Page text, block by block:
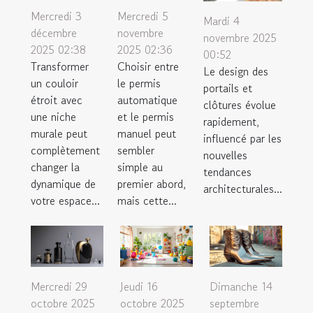
Mercredi 3
décembre
2025 02:38
Transformer
un couloir
étroit avec
une niche
murale peut
complètement
changer la
dynamique de
votre espace...
Mercredi 5
novembre
2025 02:36
Choisir entre
le permis
automatique
et le permis
manuel peut
sembler
simple au
premier abord,
mais cette...
Mardi 4
novembre 2025
00:52
Le design des
portails et
clôtures évolue
rapidement,
influencé par les
nouvelles
tendances
architecturales...
Mercredi 29
octobre 2025
Jeudi 16
octobre 2025
Dimanche 14
septembre